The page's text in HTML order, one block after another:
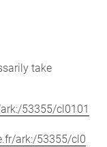
take
53355/cl0101
ark:/53355/cl0